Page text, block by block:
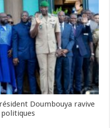
Doumbouya ravive
politiques